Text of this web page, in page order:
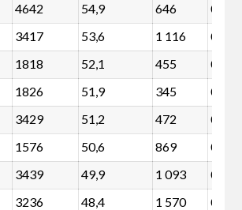
4642 54,9 646 0,1
3417 53,6 1 116 0,2
1818 52,1 455 0,1
1826 51,9 345 0,1
3429 51,2 472 0,1
1576 50,6 869 0,2
3439 49,9 1 093 0,2
3236 48,4 1 570 0,3